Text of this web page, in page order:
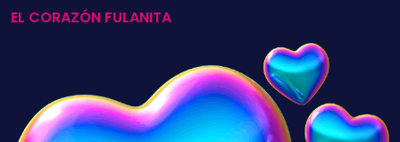
EL CORAZÓN FULANITA